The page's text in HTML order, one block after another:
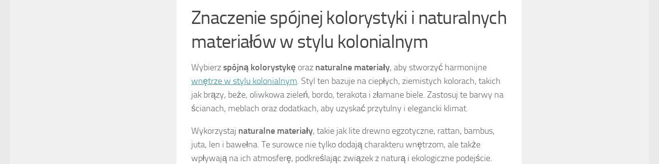
Znaczenie spójnej kolorystyki i naturalnych
materiałów w stylu kolonialnym
Wybierzspójną kolorystykę oraz naturalne materiały, aby stworzyć harmonijne
wnętrze w stylu kolonialnym. Styl ten bazuje na ciepłych, ziemistych kolorach, takich
jak brązy, beże, oliwkowa zieleń, bordo, terakota i złamane biele. Zastosuj te barwy na
ścianach, meblach oraz dodatkach, aby uzyskać przytulny i elegancki klimat.
Wykorzystaj naturalne materiały, takie jak lite drewno egzotyczne, rattan, bambus,
juta, len i bawełna. Te surowce nie tylko dodają charakteru wnętrzom, ale także
wpływają na ich atmosferę, podkreślając związek z naturą i ekologiczne podejście.